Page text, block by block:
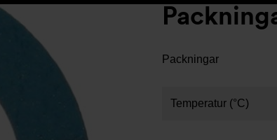
Packningar
Temperatur (°C)